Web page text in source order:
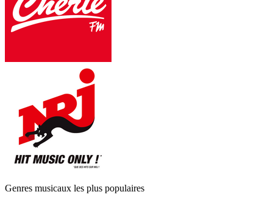
Genres musicaux les plus populaires